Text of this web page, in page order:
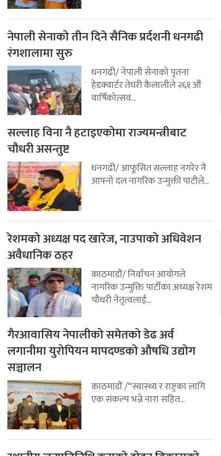
नेपाली सेनाको तीन दिने सैनिक प्रर्दशनी धनगढी
रंगशालामा सुरु
धनगढी/ नेपाली सेनाको पृतना
हेडक्वार्टर तेघरी कैलालीले २६१ औं
वार्षिकोत्सव...
सल्लाह विना नै हटाइएकोमा राज्यमन्त्रीबाट
चौधरी असन्तुष्ट
धनगढी/ आफूसित सल्लाह नगरेर नै
आफ्नो दल नागरिक उन्मुक्ती पाटीले...
रेशमको अध्यक्ष पद खारेज, नाउपाको अधिवेशन
अवैधानिक ठहर
काठमाडौं/ निर्वाचन आयोगले
नागरिक उन्मुक्ति पार्टीका अध्यक्ष रेशम
चौधरी नेतृत्वलाई...
गैरआवासिय नेपालीको समेतको डेढ अर्व
लगानीमा युरोपियन मापदण्डको औषधि उद्योग
सञ्चालन
काठमाडौं /“स्वास्थ्य र राष्ट्रका लागि
एक संकल्प भन्ने नारा सहित...